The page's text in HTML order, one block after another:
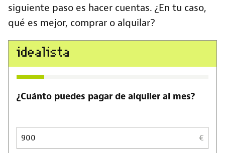
siguiente paso es hacer cuentas. ¿En tu caso,
qué es mejor, comprar o alquilar?